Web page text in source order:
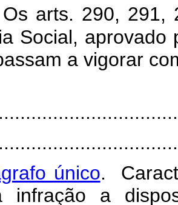
arts. 290, 291,
Social, aprovado
a vigorar
único.
infração a